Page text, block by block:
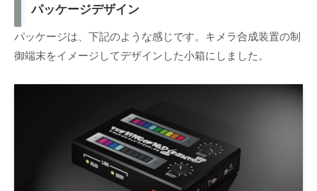
パッケージデザイン
パッケージは、下記のような感じです。キメラ合成装置の制
御端末をイメージしてデザインした小箱にしました。